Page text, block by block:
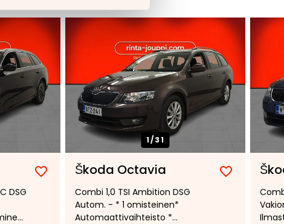
Lisää
suosikiksi
Poista
suosikeista
DSG
1/31
Škoda Octavia
Lisää
suosikiksi
Poista
Combi 1,0 TSI Ambition DSG
Autom. - * 1 omisteinen*
Automaattivaihteisto *